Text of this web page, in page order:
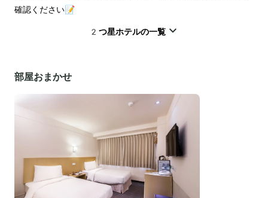
確認ください📝
2つ星ホテルの一覧
部屋おまかせ